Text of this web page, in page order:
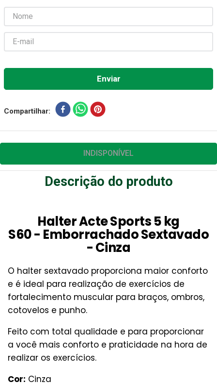
Compartilhar
INDISPONÍVEL
Descrição do produto
Halter Acte Sports 5 kg
S60 - Emborrachado Sextavado
- Cinza
O halter sextavado proporciona maior conforto
e é ideal para realização de exercícios de
fortalecimento muscular para braços, ombros,
cotovelos e punho.
Feito com total qualidade e para proporcionar
a você mais conforto e praticidade na hora de
realizar os exercícios.
Cor: Cinza
Gaze Esteril
8º Aparelho Pressão
9º